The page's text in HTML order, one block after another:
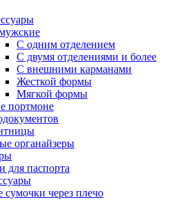
С одним отделением
С двумя отделениями и более
С внешними карманами
Жесткой формы
Мягкой формы
портмоне
органайзеры
для паспорта
сумочки через плечо